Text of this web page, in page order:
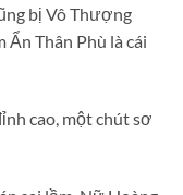
bị Vô Thượng
Thân Phù là cái
cao, một chút sơ